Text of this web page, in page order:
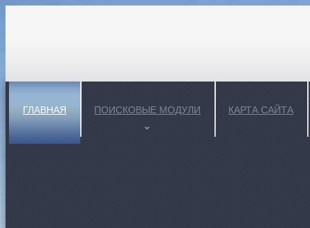
ГЛАВНАЯ ПОИСКОВЫЕ МОДУЛИ КАРТА САЙТА